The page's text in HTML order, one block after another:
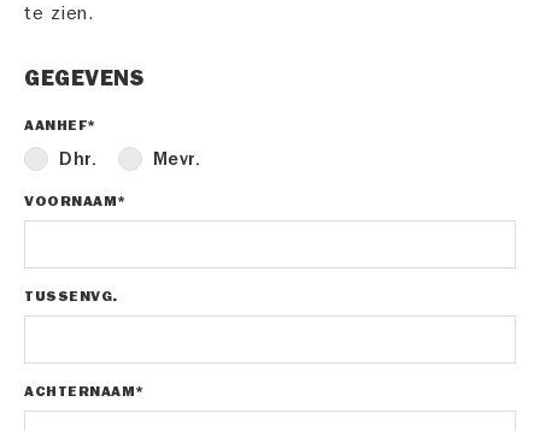
te zien.
GEGEVENS
AANHEF*
Dhr. Mevr.
VOORNAAM*
TUSSENVG.
ACHTERNAAM*